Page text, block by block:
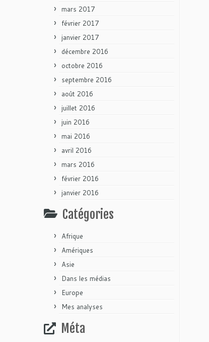
mars 2017
février 2017
janvier 2017
décembre 2016
octobre 2016
septembre 2016
août 2016
juillet 2016
juin 2016
mai 2016
avril 2016
mars 2016
février 2016
janvier 2016
Catégories
Afrique
Amériques
Asie
Dans les médias
Europe
Mes analyses
Méta